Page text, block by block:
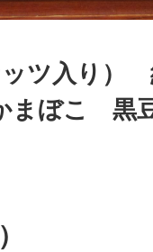
ッツ入り
まぼこ 黒